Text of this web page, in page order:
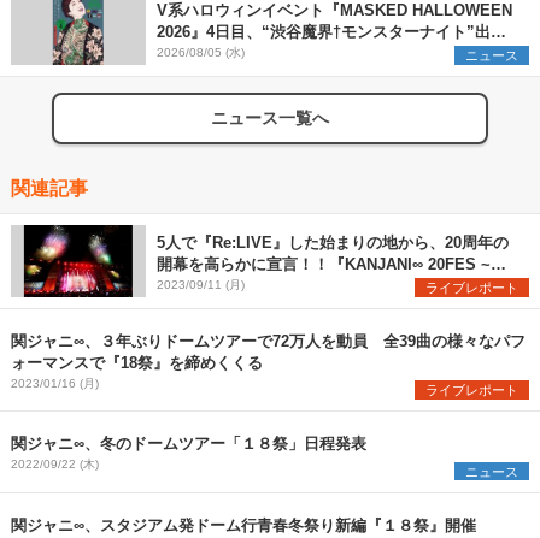
V系ハロウィンイベント『MASKED HALLOWEEN
2026』4日目、“渋谷魔界†モンスターナイト”出演6
組を発表
2026/08/05 (水) ニュース
ニュース一覧へ
関連記事
5人で『Re:LIVE』した始まりの地から、20周年の
開幕を高らかに宣言！！『KANJANI∞ 20FES ~前
夜祭~』ライブレポート
2023/09/11 (月) ライブレポート
関ジャニ∞、３年ぶりドームツアーで72万人を動員 全39曲の様々なパフ
ォーマンスで『18祭』を締めくくる
2023/01/16 (月) ライブレポート
関ジャニ∞、冬のドームツアー「１８祭」日程発表
2022/09/22 (木) ニュース
関ジャニ∞、スタジアム発ドーム行青春冬祭り新編『１８祭』開催